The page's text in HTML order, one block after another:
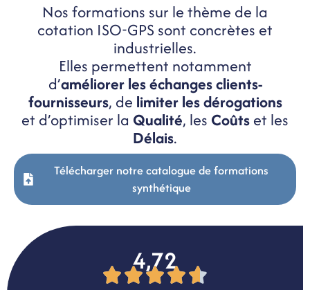
Nos formations sur le thème de la
cotation ISO-GPS sont concrètes et
industrielles.
Elles permettent notamment
d’améliorer les échanges clients-
fournisseurs, de limiter les dérogations
et d’optimiser la Qualité, les Coûtset les
Délais.
Télécharger notre catalogue de formations
synthétique
4,72